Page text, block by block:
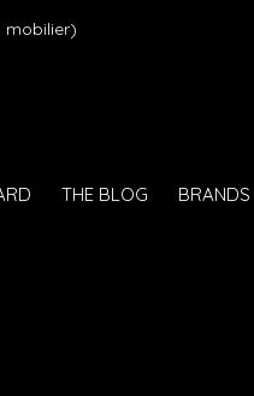
THE BLOG BRANDS
mobilier)